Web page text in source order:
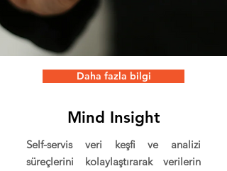
Daha fazla bilgi
Mind Insight
Self-servis veri keşfi ve analizi
süreçlerini kolaylaştırarak verilerin